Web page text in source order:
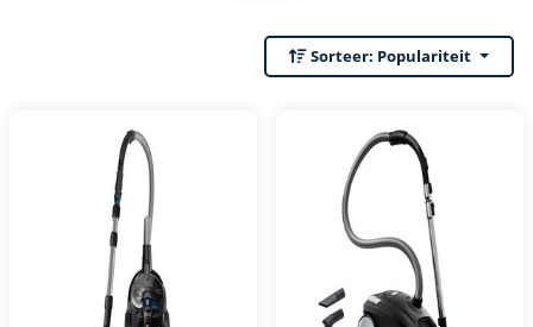
Sorteer: Populariteit